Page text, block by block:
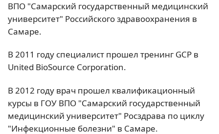
ВПО "Самарский государственный медицинский
университет" Российского здравоохранения в
Самаре.
В 2011 году специалист прошел тренинг GCP в
United BioSource Corporation.
В 2012 году врач прошел квалификационный
курсы в ГОУ ВПО "Самарский государственный
медицинский университет" Росздрава по циклу
"Инфекционные болезни" в Самаре.